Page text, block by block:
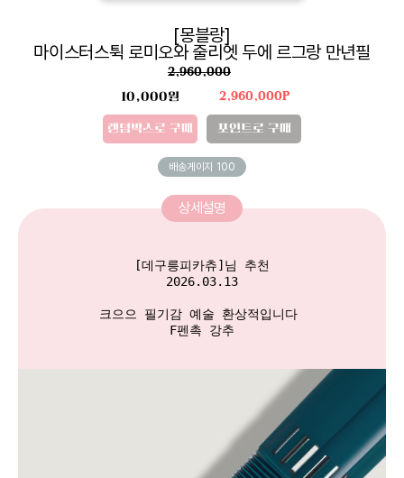
[몽블랑]
마이스터스튁 로미오와 줄리엣 두에 르그랑 만년필
2,960,000
10,000원
랜덤박스로 구매
2,960,000P
포인트로 구매
배송게이지 100
상세설명
[데구릉피카츄]님 추천
2026.03.13
크으으 필기감 예술 환상적입니다
F펜촉 강추